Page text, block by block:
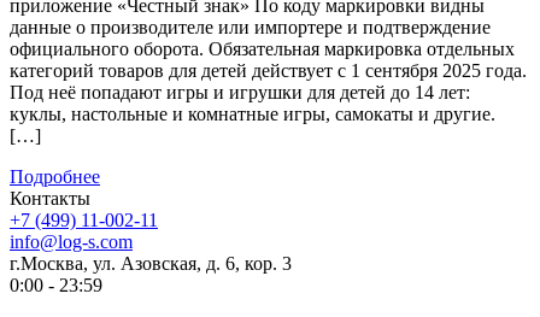
приложение «Честный знак» По коду маркировки видны
данные о производителе или импортере и подтверждение
официального оборота. Обязательная маркировка отдельных
категорий товаров для детей действует с 1 сентября 2025 года.
Под неё попадают игры и игрушки для детей до 14 лет:
куклы, настольные и комнатные игры, самокаты и другие.
[…]
Подробнее
Контакты
+7 (499) 11-002-11
info@log-s.com
г.Москва, ул. Азовская, д. 6, кор. 3
0:00 - 23:59